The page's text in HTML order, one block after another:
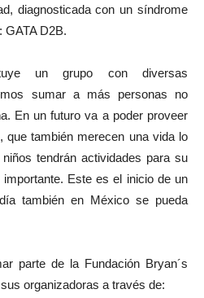
diagnosticada con un síndrome
GATA D2B.
un grupo con diversas
sumar a más personas no
En un futuro va a poder proveer
, que también merecen una vida lo
tendrán actividades para su
Este es el inicio de un
también en México se pueda
parte de la Fundación Bryan´s
organizadoras a través de: